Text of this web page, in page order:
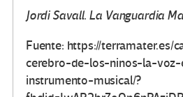
Jordi Savall. La Vanguardia
Fuente: https://terramater.es/
cerebro-de-los-ninos-la-
instrumento-musical/?